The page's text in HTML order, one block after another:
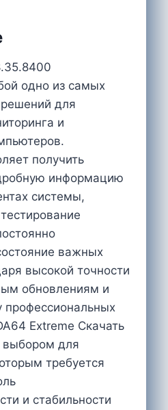
одно из самых
для
и
получить
информацию
системы,
важных
высокой точности
обновлениям и
Extreme Скачать
выбором для
требуется
и стабильности